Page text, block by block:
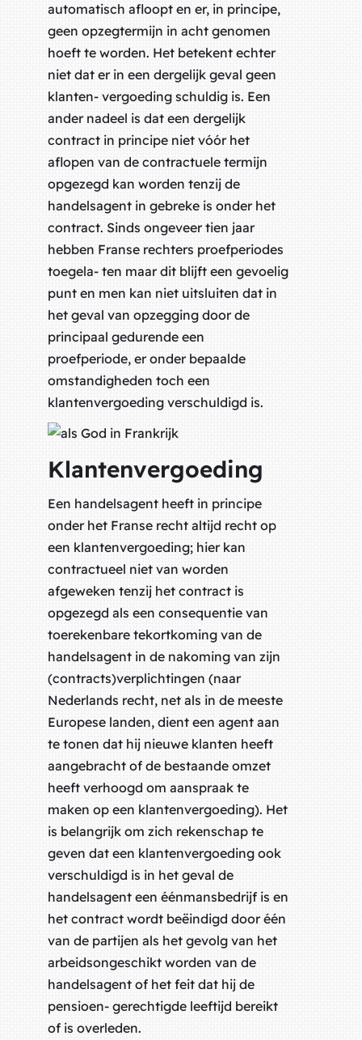
automatisch afloopt en er, in principe,
geen opzegtermijn in acht genomen
hoeft te worden. Het betekent echter
niet dat er in een dergelijk geval geen
klanten- vergoeding schuldig is. Een
ander nadeel is dat een dergelijk
contract in principe niet vóór het
aflopen van de contractuele termijn
opgezegd kan worden tenzij de
handelsagent in gebreke is onder het
contract. Sinds ongeveer tien jaar
hebben Franse rechters proefperiodes
toegela- ten maar dit blijft een gevoelig
punt en men kan niet uitsluiten dat in
het geval van opzegging door de
principaal gedurende een
proefperiode, er onder bepaalde
omstandigheden toch een
klantenvergoeding verschuldigd is.
Klantenvergoeding
Een handelsagent heeft in principe
onder het Franse recht altijd recht op
een klantenvergoeding; hier kan
contractueel niet van worden
afgeweken tenzij het contract is
opgezegd als een consequentie van
toerekenbare tekortkoming van de
handelsagent in de nakoming van zijn
(contracts)verplichtingen (naar
Nederlands recht, net als in de meeste
Europese landen, dient een agent aan
te tonen dat hij nieuwe klanten heeft
aangebracht of de bestaande omzet
heeft verhoogd om aanspraak te
maken op een klantenvergoeding). Het
is belangrijk om zich rekenschap te
geven dat een klantenvergoeding ook
verschuldigd is in het geval de
handelsagent een éénmansbedrijf is en
het contract wordt beëindigd door één
van de partijen als het gevolg van het
arbeidsongeschikt worden van de
handelsagent of het feit dat hij de
pensioen- gerechtigde leeftijd bereikt
of is overleden.